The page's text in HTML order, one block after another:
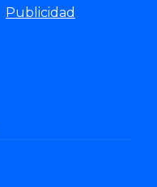
Publicidad